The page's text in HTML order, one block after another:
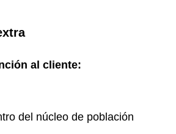
al cliente:
del núcleo de población